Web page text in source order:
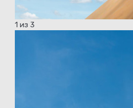
1 из 3